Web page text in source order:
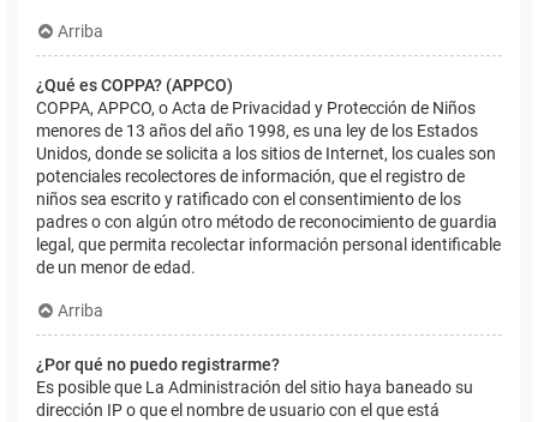
Arriba
¿Qué es COPPA? (APPCO)
COPPA, APPCO, o Acta de Privacidad y Protección de Niños
menores de 13 años del año 1998, es una ley de los Estados
Unidos, donde se solicita a los sitios de Internet, los cuales son
potenciales recolectores de información, que el registro de
niños sea escrito y ratificado con el consentimiento de los
padres o con algún otro método de reconocimiento de guardia
legal, que permita recolectar información personal identificable
de un menor de edad.
Arriba
¿Por qué no puedo registrarme?
Es posible que La Administración del sitio haya baneado su
dirección IP o que el nombre de usuario con el que está